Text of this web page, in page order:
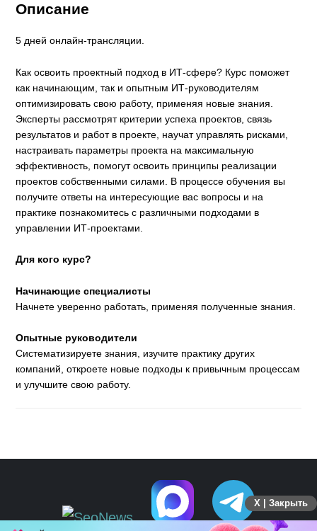
Описание
5 дней онлайн-трансляции.
Как освоить проектный подход в ИТ-сфере? Курс поможет
как начинающим, так и опытным ИТ-руководителям
оптимизировать свою работу, применяя новые знания.
Эксперты рассмотрят критерии успеха проектов, связь
результатов и работ в проекте, научат управлять рисками,
настраивать параметры проекта на максимальную
эффективность, помогут освоить принципы реализации
проектов собственными силами. В процессе обучения вы
получите ответы на интересующие вас вопросы и на
практике познакомитесь с различными подходами в
управлении ИТ-проектами.
Для кого курс?
Начинающие специалисты
Начнете уверенно работать, применяя полученные знания.
Опытные руководители
Систематизируете знания, изучите практику других
компаний, откроете новые подходы к привычным процессам
и улучшите свою работу.
X | Закрыть